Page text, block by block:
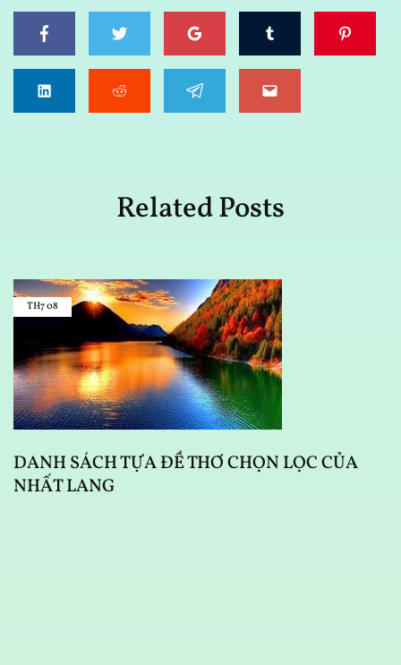
Related Posts
TH708
DANH SÁCH TỰA ĐỀ THƠ CHỌN LỌC CỦA
NHẤT LANG